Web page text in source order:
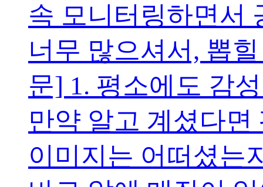
속 모니터링하면서
너무 많으셔서, 뽑
문] 1. 평소에도 감
만약 알고 계셨다
이미지는 어떠셨는